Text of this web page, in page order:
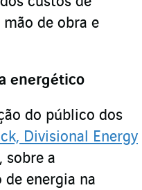
de obra e
energético
do público dos
Divisional Energy
, sobre a
energia na